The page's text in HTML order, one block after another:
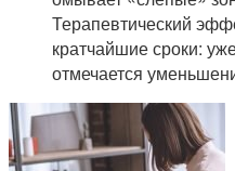
Терапевтический
кратчайшие сроки:
отмечается